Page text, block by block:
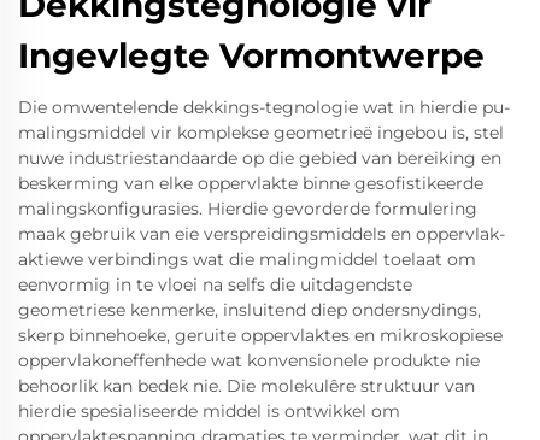
Ingevlegte Vormontwerpe
Die omwentelende dekkings-tegnologie wat in hierdie pu-
malingsmiddel vir komplekse geometrieë ingebou is, stel
nuwe industriestandaarde op die gebied van bereiking en
beskerming van elke oppervlakte binne gesofistikeerde
malingskonfigurasies. Hierdie gevorderde formulering
maak gebruik van eie verspreidingsmiddels en oppervlak-
aktiewe verbindings wat die malingmiddel toelaat om
eenvormig in te vloei na selfs die uitdagendste
geometriese kenmerke, insluitend diep ondersnydings,
skerp binnehoeke, geruite oppervlaktes en mikroskopiese
oppervlakoneffenhede wat konvensionele produkte nie
behoorlik kan bedek nie. Die molekulêre struktuur van
hierdie spesialiseerde middel is ontwikkel om